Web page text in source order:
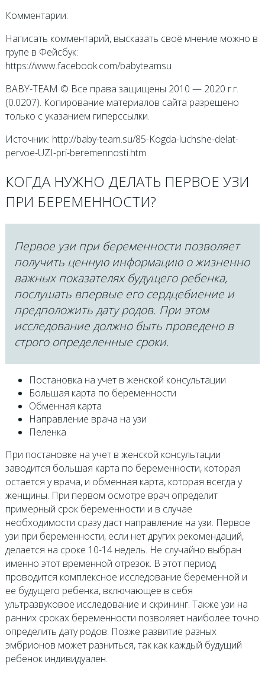
Комментарии:
Написать комментарий, высказать своё мнение можно в
групе в Фейсбук:
https://www.facebook.com/babyteamsu
BABY-TEAM © Все права защищены 2010 — 2020 г.г.
(0.0207). Копирование материалов сайта разрешено
только с указанием гиперссылки.
Источник: http://baby-team.su/85-Kogda-luchshe-delat-
pervoe-UZI-pri-beremennosti.htm
КОГДА НУЖНО ДЕЛАТЬ ПЕРВОЕ УЗИ
ПРИ БЕРЕМЕННОСТИ?
Первое узи при беременности позволяет
получить ценную информацию о жизненно
важных показателях будущего ребенка,
послушать впервые его сердцебиение и
предположить дату родов. При этом
исследование должно быть проведено в
строго определенные сроки.
Постановка на учет в женской консультации
Большая карта по беременности
Обменная карта
Направление врача на узи
Пеленка
При постановке на учет в женской консультации
заводится большая карта по беременности, которая
остается у врача, и обменная карта, которая всегда у
женщины. При первом осмотре врач определит
примерный срок беременности и в случае
необходимости сразу даст направление на узи. Первое
узи при беременности, если нет других рекомендаций,
делается на сроке 10-14 недель. Не случайно выбран
именно этот временной отрезок. В этот период
проводится комплексное исследование беременной и
ее будущего ребенка, включающее в себя
ультразвуковое исследование и скрининг. Также узи на
ранних сроках беременности позволяет наиболее точно
определить дату родов. Позже развитие разных
эмбрионов может разниться, так как каждый будущий
ребенок индивидуален.